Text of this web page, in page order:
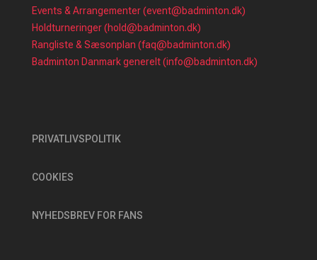
Events & Arrangementer (event@badminton.dk)
Holdturneringer (hold@badminton.dk)
Rangliste & Sæsonplan (faq@badminton.dk)
Badminton Danmark generelt (info@badminton.dk)
PRIVATLIVSPOLITIK
COOKIES
NYHEDSBREV FOR FANS